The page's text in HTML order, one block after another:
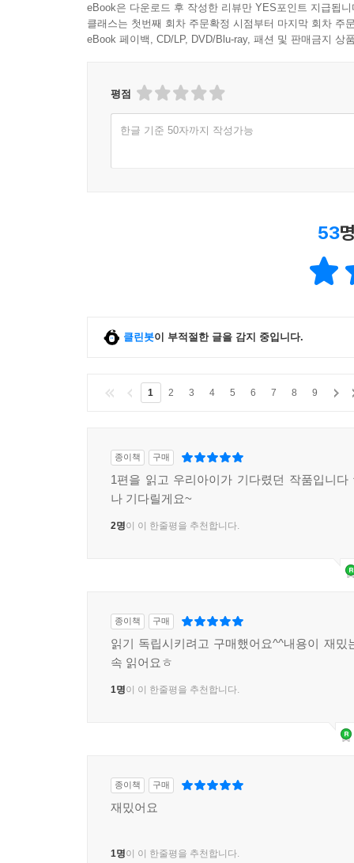
eBook은 다운로드 후 작성한 리뷰만 YES포인트 지급됩니
클래스는 첫번째 회차 주문확정 시점부터 마지막 회차 주
eBook 페이백, CD/LP, DVD/Blu-ray, 패션 및 판매금지 상
평점
한글 기준 50자까지 작성가능
53
클린봇이 부적절한 글을 감지 중입니다.
1 2 3 4 5 6 7 8 9
종이책 구매
1편을 읽고 우리아이가 기다렸던 작품입니다
나 기다릴게요~
2명이 이 한줄평을 추천합니다.
종이책 구매
읽기 독립시키려고 구매했어요^^내용이 재밌
속 읽어요ㅎ
1명이 이 한줄평을 추천합니다.
종이책 구매
재밌어요
1명이 이 한줄평을 추천합니다.